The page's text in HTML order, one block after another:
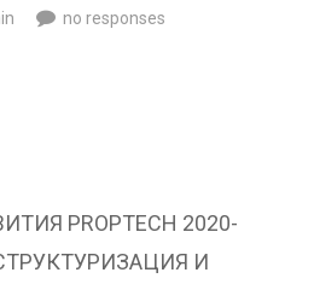
no responses
PROPTECH 2020-
И